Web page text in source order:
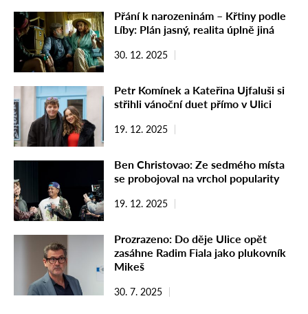
Přání k narozeninám – Křtiny podle
Líby: Plán jasný, realita úplně jiná
30. 12. 2025
Petr Komínek a Kateřina Ujfaluši si
střihli vánoční duet přímo v Ulici
19. 12. 2025
Ben Christovao: Ze sedmého místa
se probojoval na vrchol popularity
19. 12. 2025
Prozrazeno: Do děje Ulice opět
zasáhne Radim Fiala jako plukovník
Mikeš
30. 7. 2025